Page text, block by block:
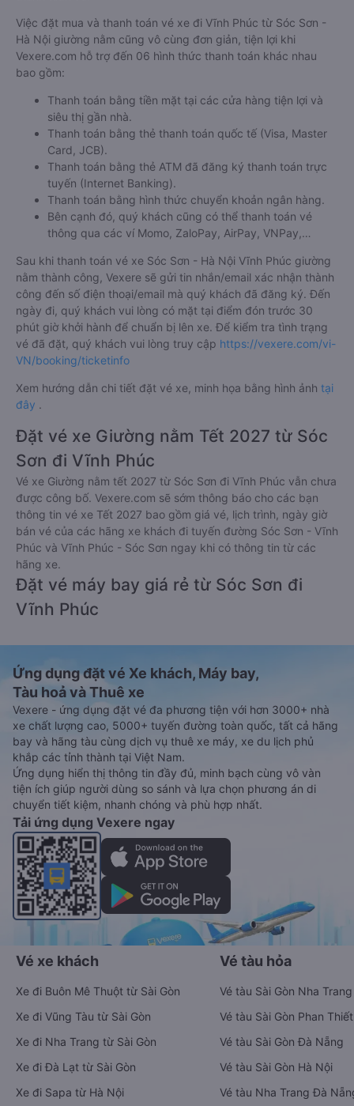
Việc đặt mua và thanh toán vé xe đi Vĩnh Phúc từ Sóc Sơn -
Hà Nội giường nằm cũng vô cùng đơn giản, tiện lợi khi
Vexere.com hỗ trợ đến 06 hình thức thanh toán khác nhau
bao gồm:
Thanh toán bằng tiền mặt tại các cửa hàng tiện lợi và
siêu thị gần nhà.
Thanh toán bằng thẻ thanh toán quốc tế (Visa, Master
Card, JCB).
Thanh toán bằng thẻ ATM đã đăng ký thanh toán trực
tuyến (Internet Banking).
Thanh toán bằng hình thức chuyển khoản ngân hàng.
Bên cạnh đó, quý khách cũng có thể thanh toán vé
thông qua các ví Momo, ZaloPay, AirPay, VNPay,…
Sau khi thanh toán vé xe Sóc Sơn - Hà Nội Vĩnh Phúc giường
nằm thành công, Vexere sẽ gửi tin nhắn/email xác nhận thành
công đến số điện thoại/email mà quý khách đã đăng ký. Đến
ngày đi, quý khách vui lòng có mặt tại điểm đón trước 30
phút giờ khởi hành để chuẩn bị lên xe. Để kiểm tra tình trạng
vé đã đặt, quý khách vui lòng truy cập https://vexere.com/vi-
VN/booking/ticketinfo
Xem hướng dẫn chi tiết đặt vé xe, minh họa bằng hình ảnh tại
đây .
Đặt vé xe Giường nằm Tết 2027 từ Sóc
Sơn đi Vĩnh Phúc
Vé xe Giường nằm tết 2027 từ Sóc Sơn đi Vĩnh Phúc vẫn chưa
được công bố. Vexere.com sẽ sớm thông báo cho các bạn
thông tin vé xe Tết 2027 bao gồm giá vé, lịch trình, ngày giờ
bán vé của các hãng xe khách đi tuyến đường Sóc Sơn - Vĩnh
Phúc và Vĩnh Phúc - Sóc Sơn ngay khi có thông tin từ các
hãng xe.
Đặt vé máy bay giá rẻ từ Sóc Sơn đi
Vĩnh Phúc
Ứng dụng đặt vé Xe khách, Máy bay,
Tàu hoả và Thuê xe
Vexere - ứng dụng đặt vé đa phương tiện với hơn 3000+ nhà
xe chất lượng cao, 5000+ tuyến đường toàn quốc, tất cả hãng
bay và hãng tàu cùng dịch vụ thuê xe máy, xe du lịch phủ
khắp các tỉnh thành tại Việt Nam.
Ứng dụng hiển thị thông tin đầy đủ, minh bạch cùng vô vàn
tiện ích giúp người dùng so sánh và lựa chọn phương án di
chuyển tiết kiệm, nhanh chóng và phù hợp nhất.
Tải ứng dụng Vexere ngay
Vé xe khách
Xe đi Buôn Mê Thuột từ Sài Gòn
Xe đi Vũng Tàu từ Sài Gòn
Xe đi Nha Trang từ Sài Gòn
Xe đi Đà Lạt từ Sài Gòn
Xe đi Sapa từ Hà Nội
Vé tàu hỏa
Vé tàu Sài Gòn Nha Trang
Vé tàu Sài Gòn Phan Thiết
Vé tàu Sài Gòn Đà Nẵng
Vé tàu Sài Gòn Hà Nội
Vé tàu Nha Trang Đà